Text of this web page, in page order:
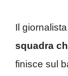
Il
squadra
finisce sul